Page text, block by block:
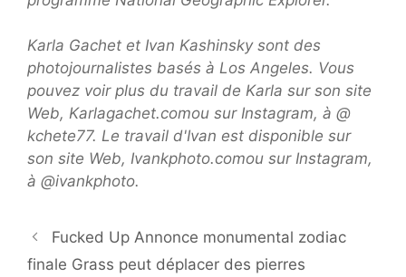
Karla Gachet et Ivan Kashinsky sont des
photojournalistes basés à Los Angeles. Vous
pouvez voir plus du travail de Karla sur son site
Web, Karlagachet.comou sur Instagram, à @
kchete77. Le travail d'Ivan est disponible sur
son site Web, Ivankphoto.comou sur Instagram,
à @ivankphoto.
Fucked Up Annonce monumental zodiac
finale Grass peut déplacer des pierres